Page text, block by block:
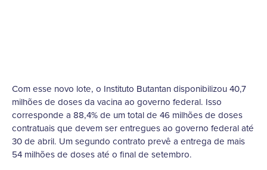
Com esse novo lote, o Instituto Butantan disponibilizou 40,7
milhões de doses da vacina ao governo federal. Isso
corresponde a 88,4% de um total de 46 milhões de doses
contratuais que devem ser entregues ao governo federal até
30 de abril. Um segundo contrato prevê a entrega de mais
54 milhões de doses até o final de setembro.